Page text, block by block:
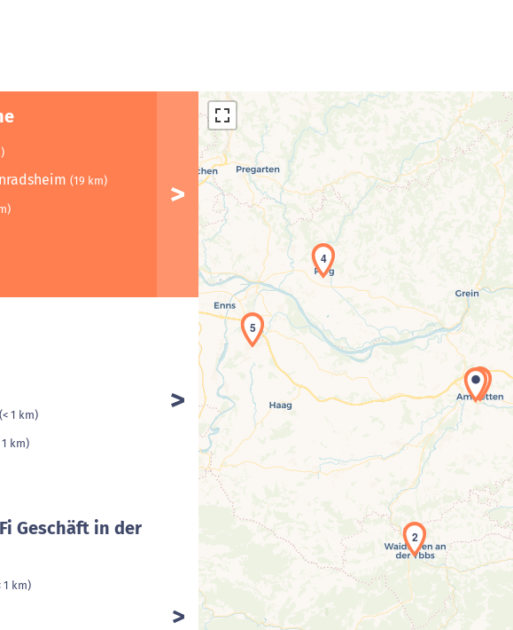
(19 km)
(< 1 km)
1 km)
Geschäft in der
1 km)
Laden der Karte...
1
2
4
5